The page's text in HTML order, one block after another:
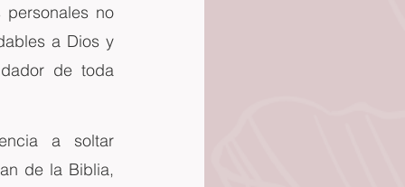
no
a Dios y
de toda
a soltar
de la Biblia,